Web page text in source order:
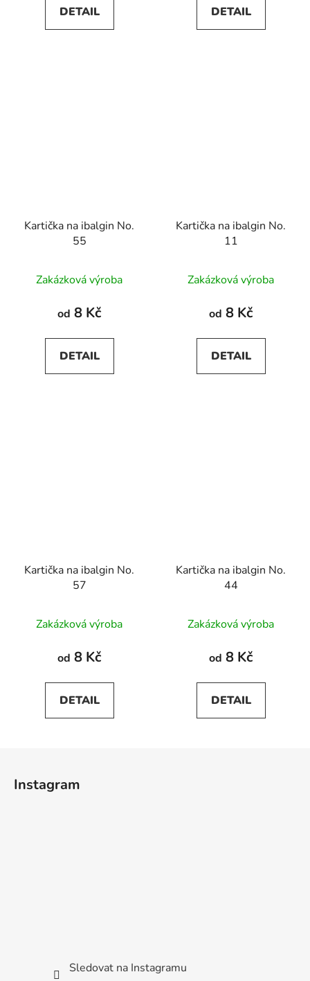
DETAIL DETAIL
Kartička na ibalgin No.
55
Zakázková výroba
od 8 Kč
DETAIL
Kartička na ibalgin No.
11
Zakázková výroba
od 8 Kč
DETAIL
Kartička na ibalgin No.
57
Zakázková výroba
od 8 Kč
DETAIL
Kartička na ibalgin No.
44
Zakázková výroba
od 8 Kč
DETAIL
Instagram
Sledovat na Instagramu